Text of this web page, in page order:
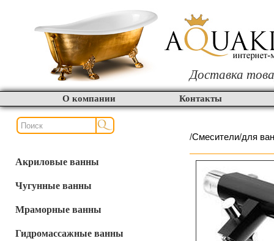
Доставка
О компании Контакты
Акриловые ванны
Чугунные ванны
Мраморные ванны
Гидромассажные ванны
/Смесители/для